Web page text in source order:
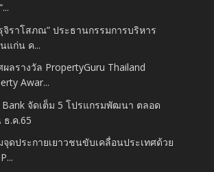
จิราโสภณ” ประธานกรรมการบริหาร
แก่น ค...
ลรางวัล PropertyGuru Thailand
Awar...
Bank จัดเต็ม 5 โปรแกรมพัฒนา ตลอด
ธ.ค.65
จุดประกายเยาวชนขับเคลื่อนประเทศด้วย